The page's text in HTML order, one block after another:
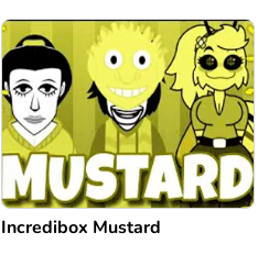
Cancelar
Incredibox Mustard